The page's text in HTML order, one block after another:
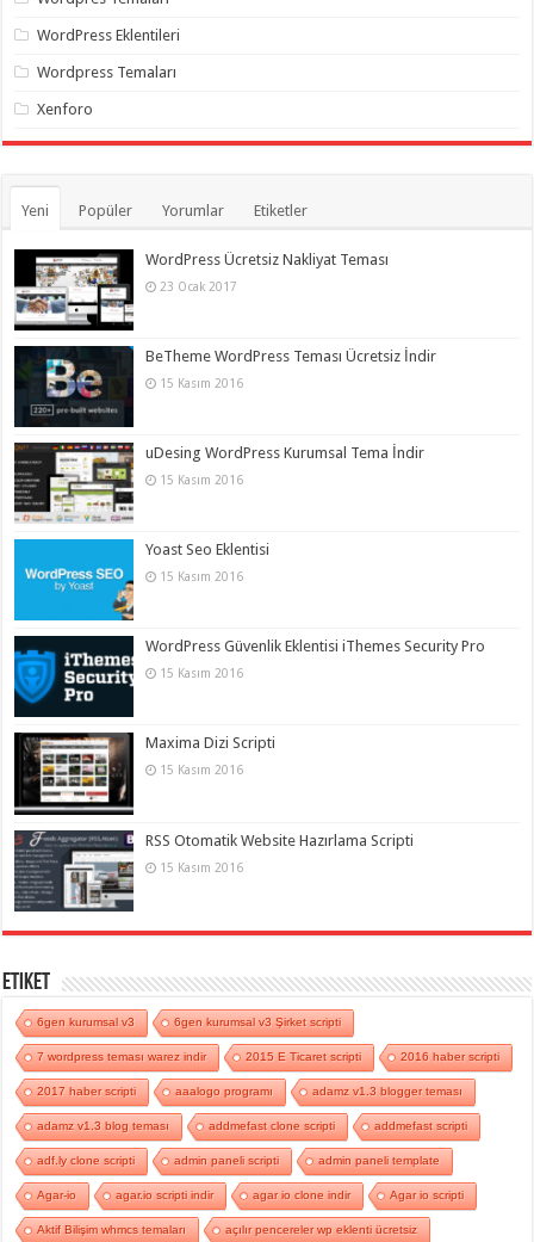
WordPress Eklentileri
Wordpress Temaları
Xenforo
Yeni Popüler Yorumlar Etiketler
WordPress Ücretsiz Nakliyat Teması
23 Ocak 2017
BeTheme WordPress Teması Ücretsiz İndir
15 Kasım 2016
uDesing WordPress Kurumsal Tema İndir
15 Kasım 2016
Yoast Seo Eklentisi
15 Kasım 2016
WordPress Güvenlik Eklentisi iThemes Security Pro
15 Kasım 2016
Maxima Dizi Scripti
15 Kasım 2016
RSS Otomatik Website Hazırlama Scripti
15 Kasım 2016
Etiket
6gen kurumsal v3 6gen kurumsal v3 Şirket scripti
7 wordpress teması warez indir 2015 E Ticaret scripti 2016 haber scripti
2017 haber scripti aaalogo programı adamz v1.3 blogger teması
adamz v1.3 blog teması addmefast clone scripti addmefast scripti
adf.ly clone scripti admin paneli scripti admin paneli template
Agar-io agar.io scripti indir agar io clone indir Agar io scripti
Aktif Bilişim whmcs temaları açılır pencereler wp eklenti ücretsiz